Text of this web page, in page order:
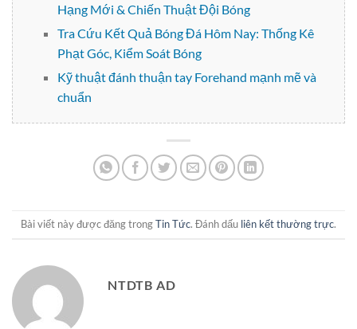
Hạng Mới & Chiến Thuật Đội Bóng
Tra Cứu Kết Quả Bóng Đá Hôm Nay: Thống Kê
Phạt Góc, Kiểm Soát Bóng
Kỹ thuật đánh thuận tay Forehand mạnh mẽ và
chuẩn
Bài viết này được đăng trongTin Tức. Đánh dấu liên kết thường trực.
NTDTB AD